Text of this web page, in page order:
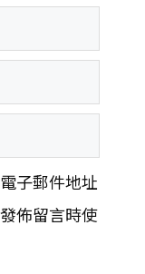
子郵件地址
佈留言時使